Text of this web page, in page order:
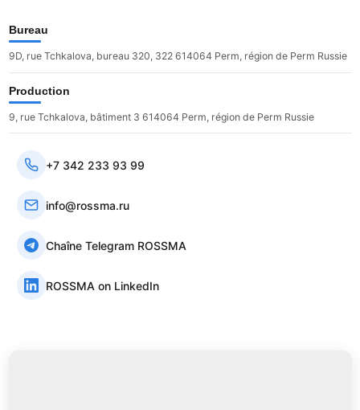
Bureau
9D, rue Tchkalova, bureau 320, 322 614064 Perm, région de Perm Russie
Production
9, rue Tchkalova, bâtiment 3 614064 Perm, région de Perm Russie
+7 342 233 93 99
info@rossma.ru
Chaîne Telegram ROSSMA
ROSSMA on LinkedIn